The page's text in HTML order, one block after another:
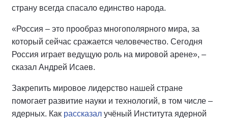
страну всегда спасало единство народа.
«Россия – это прообраз многополярного мира, за
который сейчас сражается человечество. Сегодня
Россия играет ведущую роль на мировой арене», –
сказал Андрей Исаев.
Закрепить мировое лидерство нашей стране
помогает развитие науки и технологий, в том числе –
ядерных. Как рассказал учёный Института ядерной